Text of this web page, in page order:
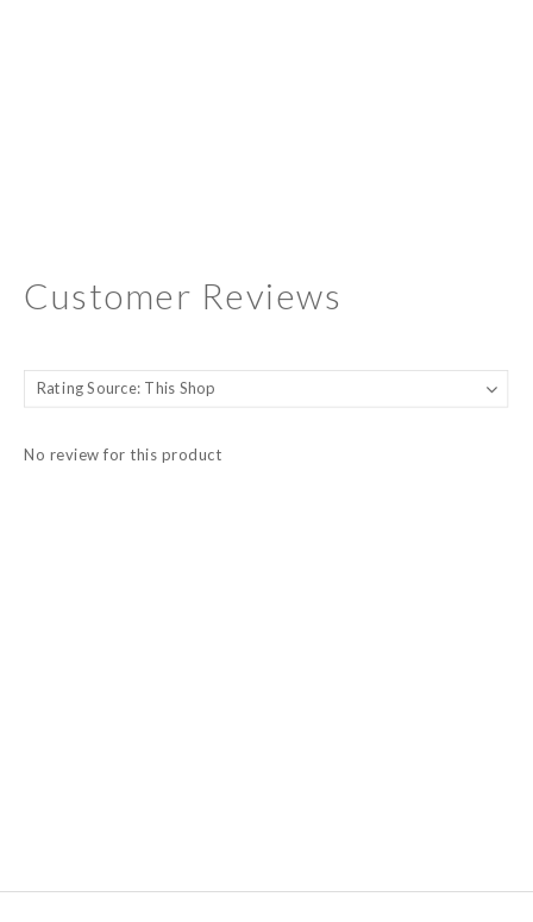
Customer Reviews
No review for this product